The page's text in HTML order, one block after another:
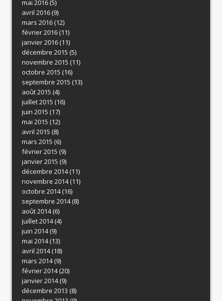
mai 2016(5)
avril 2016(9)
mars 2016(12)
février 2016(11)
janvier 2016(11)
décembre 2015 (5)
novembre 2015 (11)
octobre 2015 (16)
septembre 2015 (13)
août 2015 (4)
juillet 2015 (16)
juin 2015 (17)
mai 2015 (12)
avril 2015 (8)
mars 2015 (6)
février 2015 (9)
janvier 2015 (9)
décembre 2014(11)
novembre 2014(11)
octobre 2014(16)
septembre 2014(8)
août 2014(6)
juillet 2014(4)
juin 2014(9)
mai 2014(13)
avril 2014(18)
mars 2014(9)
février 2014(20)
janvier 2014(9)
décembre 2013 (8)